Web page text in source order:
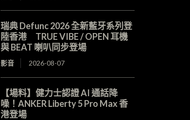
瑞典 Defunc 2026 全新藍牙系列登
陸香港 TRUE VIBE / OPEN 耳機
與 BEAT 喇叭同步登場
影音 2026-08-07
【場料】健力士認證 AI 通話降
噪！ANKER Liberty 5 Pro Max 香
港登場